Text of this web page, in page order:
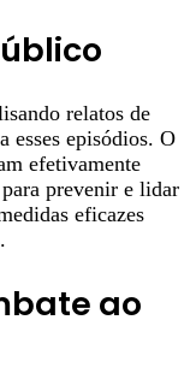
relatos de
esses episódios. O
efetivamente
prevenir e lidar
eficazes
ao